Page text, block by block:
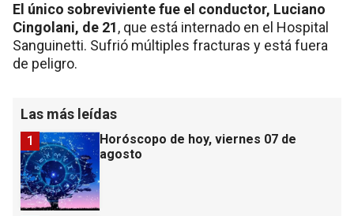
El único sobreviviente fue el conductor, Luciano
Cingolani, de 21, que está internado en el Hospital
Sanguinetti. Sufrió múltiples fracturas y está fuera
de peligro.
Las más leídas
Horóscopo de hoy, viernes 07 de
agosto
1